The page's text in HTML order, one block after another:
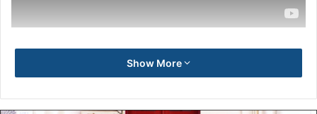
Show More